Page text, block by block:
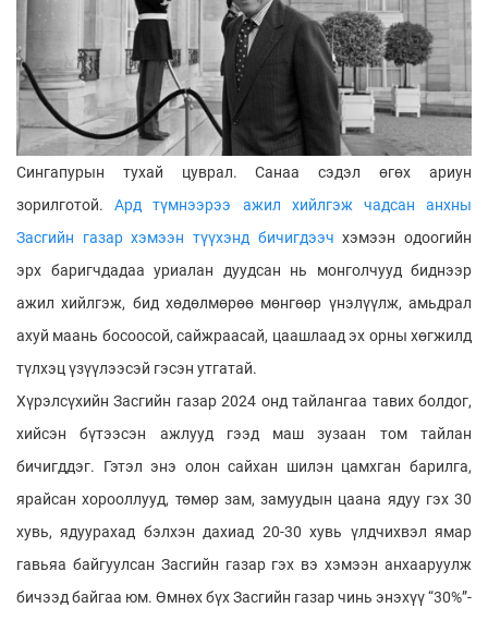
Cингапурын тухай цуврал. Санаа сэдэл өгөх ариун
зорилготой.Ард түмнээрээ ажил хийлгэж чадсан анхны
Засгийн газар хэмээн түүхэнд бичигдээч хэмээн одоогийн
эрх баригчдадаа уриалан дуудcaн нь монголчууд биднээр
ажил хийлгэж, бид хөдөлмөрөө мөнгөөр үнэлүүлж, амьдрал
ахуй маань босоосой, сайжраасай, цаашлаад эх орны хөгжилд
түлхэц үзүүлээсэй гэсэн утгатай.
Хүрэлсүхийн Засгийн газар 2024 онд тайлангаа тавих болдог,
хийсэн бүтээсэн ажлууд гээд маш зузаан том тайлан
бичигддэг. Гэтэл энэ олон сайхан шилэн цамхган барилга,
ярайсан хорооллууд, төмөр зам, замуудын цаана ядуу гэх 30
хувь, ядуурахад бэлхэн дахиад 20-30 хувь үлдчихвэл ямар
гавьяа байгуулсан Засгийн газар гэх вэ хэмээн анхааруулж
бичээд байгаа юм. Өмнөх бүх Засгийн газар чинь энэхүү “30%”-